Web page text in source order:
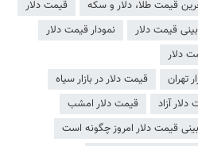
قیمت طلا، دلار و سکه
قیمت دلار
قیمت دلار
نمودار قیمت دلار
دلار
تهران
قیمت دلار در بازار سیاه
آزاد
قیمت دلار امشب
قیمت دلار امروز چگونه است